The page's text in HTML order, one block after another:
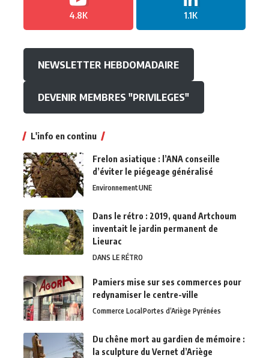
4.8K 1.1K
NEWSLETTER HEBDOMADAIRE
DEVENIR MEMBRES "PRIVILEGES"
L'info en continu
Frelon asiatique : l’ANA conseille
d’éviter le piégeage généralisé
EnvironnementUNE
Dans le rétro : 2019, quand Artchoum
inventait le jardin permanent de
Lieurac
DANS LE RÉTRO
Pamiers mise sur ses commerces pour
redynamiser le centre-ville
Commerce LocalPortes d’Ariège Pyrénées
Du chêne mort au gardien de mémoire :
la sculpture du Vernet d’Ariège